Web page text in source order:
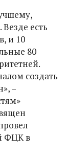
есть
и 10
80
создать
–
ФЦК в